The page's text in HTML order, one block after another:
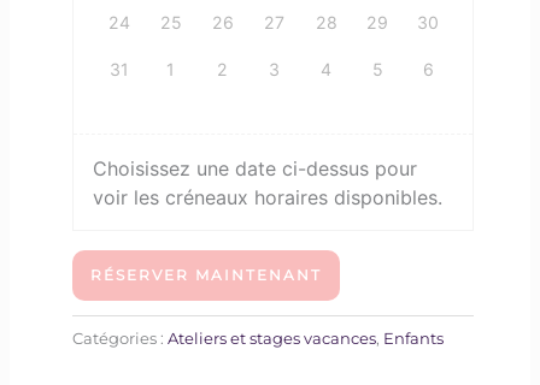
24 25 26 27 28 29 30
31 1 2 3 4 5 6
Choisissez une date ci-dessus pour
voir les créneaux horaires disponibles.
RÉSERVER MAINTENANT
Catégories :Ateliers et stages vacances, Enfants